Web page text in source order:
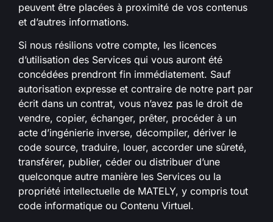
peuvent être placées à proximité de vos contenus
et d’autres informations.
Si nous résilions votre compte, les licences
d’utilisation des Services qui vous auront été
concédées prendront fin immédiatement. Sauf
autorisation expresse et contraire de notre part par
écrit dans un contrat, vous n’avez pas le droit de
vendre, copier, échanger, prêter, procéder à un
acte d’ingénierie inverse, décompiler, dériver le
code source, traduire, louer, accorder une sûreté,
transférer, publier, céder ou distribuer d’une
quelconque autre manière les Services ou la
propriété intellectuelle de MATELY, y compris tout
code informatique ou Contenu Virtuel.